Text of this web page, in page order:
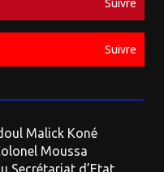
Suivre
Suivre
Malick Koné
Moussa
Secrétariat d’Etat